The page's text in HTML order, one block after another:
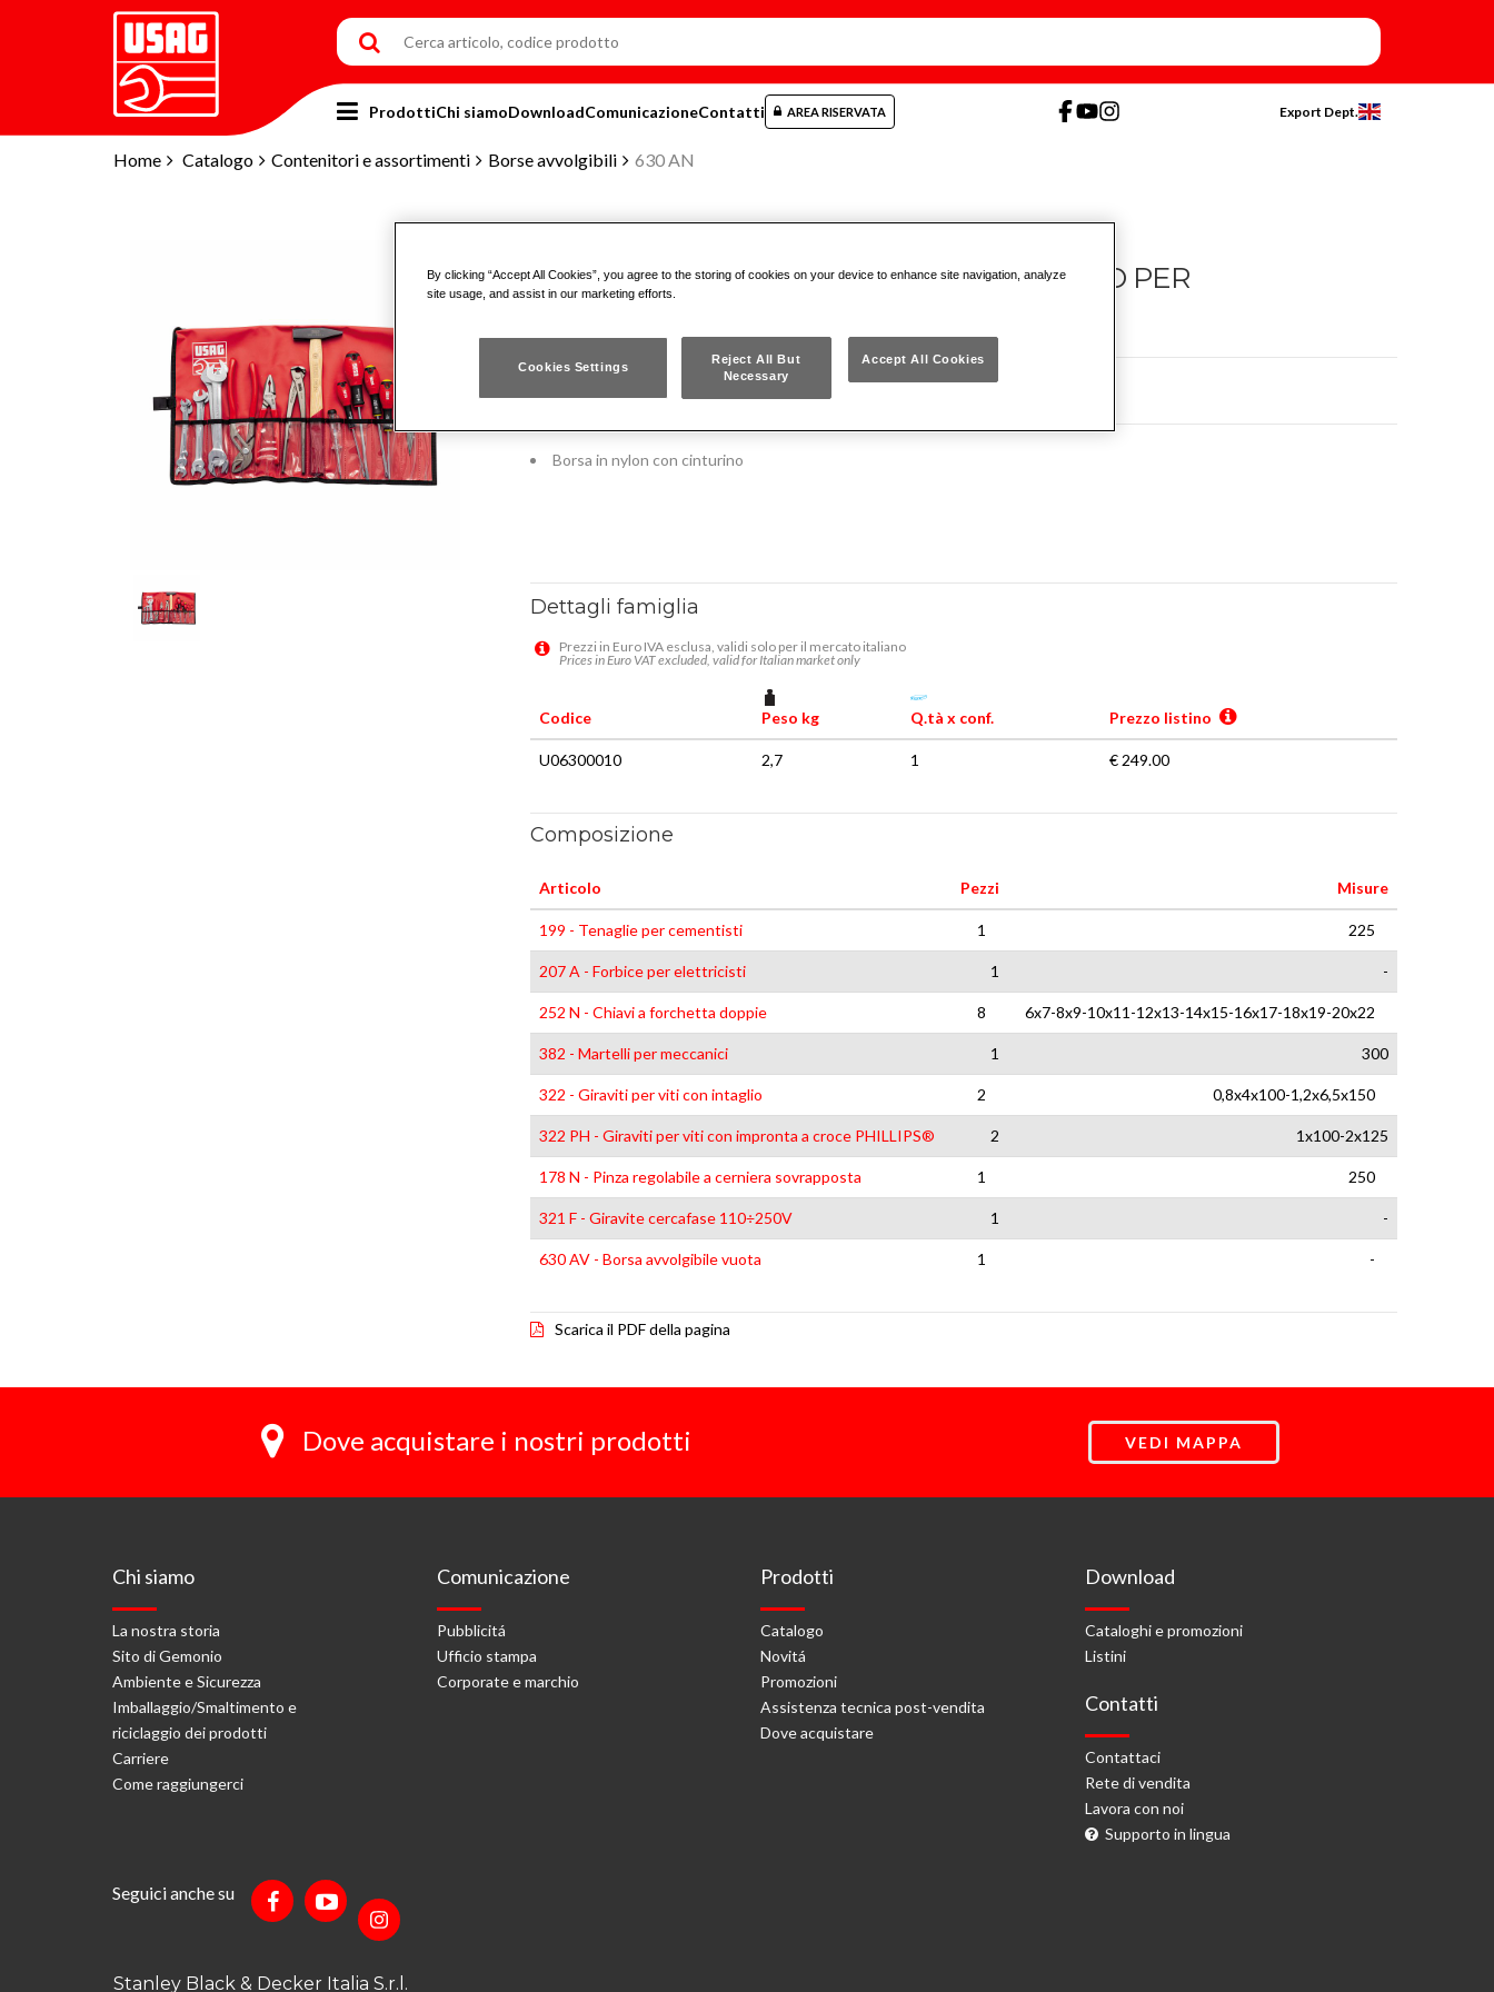
Home Catalogo Contenitori e assortimenti Borse avvolgibili 630 AN
ProdottiChi siamoDownloadComunicazioneContatti AREA RISERVATA Export Dept.
BORSA AVVOLGIBILE CON ASSORTIMENTO PER
MANUTENZIONE CASA (19 PZ)
630 AN
Borsa in nylon con cinturino
Dettagli famiglia
Prezzi in Euro IVA esclusa, validi solo per il mercato italiano
Prices in Euro VAT excluded, valid for Italian market only
Codice Peso kg Q.tà x conf. Prezzo listino
U06300010 2,7 1 € 249.00
Composizione
Articolo Pezzi Misure
199 - Tenaglie per cementisti 1 225
207 A - Forbice per elettricisti 1 -
252 N - Chiavi a forchetta doppie 8 6x7-8x9-10x11-12x13-14x15-16x17-18x19-20x22
382 - Martelli per meccanici 1 300
322 - Giraviti per viti con intaglio 2 0,8x4x100-1,2x6,5x150
322 PH - Giraviti per viti con impronta a croce PHILLIPS® 2 1x100-2x125
178 N - Pinza regolabile a cerniera sovrapposta 1 250
321 F - Giravite cercafase 110÷250V 1 -
630 AV - Borsa avvolgibile vuota 1 -
Scarica il PDF della pagina
Dove acquistare i nostri prodotti VEDI MAPPA
Chi siamo
La nostra storia
Sito di Gemonio
Ambiente e Sicurezza
Imballaggio/Smaltimento e
riciclaggio dei prodotti
Carriere
Come raggiungerci
Comunicazione
Pubblicitá
Ufficio stampa
Corporate e marchio
Prodotti
Catalogo
Novitá
Promozioni
Assistenza tecnica post-vendita
Dove acquistare
Download
Cataloghi e promozioni
Listini
Contatti
Contattaci
Rete di vendita
Lavora con noi
Supporto in lingua
Seguici anche su
Stanley Black & Decker Italia S.r.l.
By clicking “Accept All Cookies”, you agree to the storing of cookies on your device to enhance site navigation, analyze
site usage, and assist in our marketing efforts.
Cookies Settings
Reject All But
Necessary
Accept All Cookies